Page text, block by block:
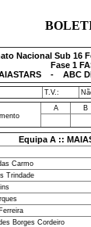
Nacional Sub 16
Fase 1
- ABC DE
T.V.:
A B
Equipa A ::
Carmo
Trindade
Borges Cordeiro